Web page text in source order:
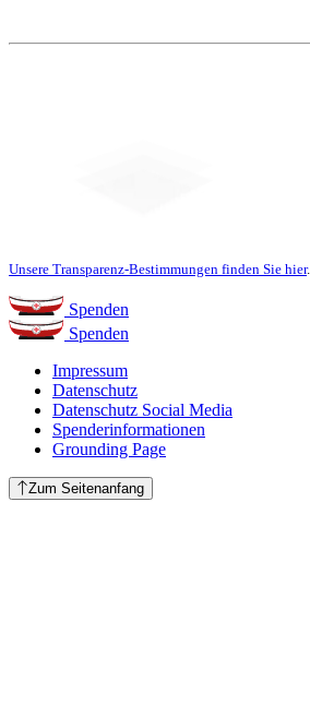
Unsere Transparenz-Bestimmungen finden Sie hier.
Spenden
Spenden
Impressum
Datenschutz
Datenschutz Social Media
Spenderinformationen
Grounding Page
Zum Seitenanfang